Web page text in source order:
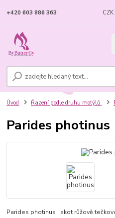
CZK
+420 603 886 363
Úvod Řazení podle druhu motýlů
Parides photinus
Parides photinus , skot růžově